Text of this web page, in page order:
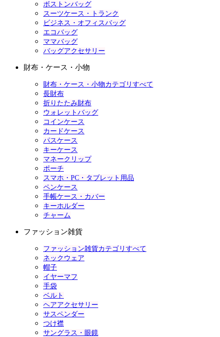
ボストンバッグ
スーツケース・トランク
ビジネス・オフィスバッグ
エコバッグ
ママバッグ
バッグアクセサリー
財布・ケース・小物
財布・ケース・小物カテゴリすべて
長財布
折りたたみ財布
ウォレットバッグ
コインケース
カードケース
パスケース
キーケース
マネークリップ
ポーチ
スマホ・PC・タブレット用品
ペンケース
手帳ケース・カバー
キーホルダー
チャーム
ファッション雑貨
ファッション雑貨カテゴリすべて
ネックウェア
帽子
イヤーマフ
手袋
ベルト
ヘアアクセサリー
サスペンダー
つけ襟
サングラス・眼鏡